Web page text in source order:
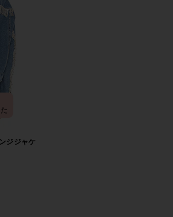
ジジャケ
CLASSIC OVERSIZED トレンチ